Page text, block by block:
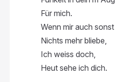
Für mich.
Wenn mir auch sonst
Nichts mehr bliebe,
Ich weiss doch,
Heut sehe ich dich.